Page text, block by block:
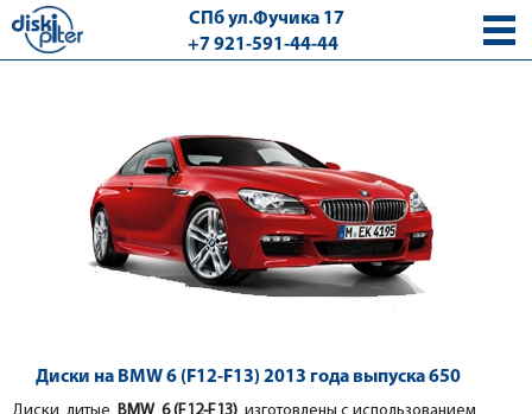
СПб ул.Фучика 17
+7 921-591-44-44
Диски на BMW 6 (F12-F13) 2013 года выпуска 650